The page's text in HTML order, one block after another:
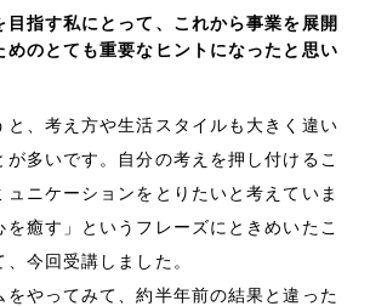
目指す私にとって、これから事業を展開
めのとても重要なヒントになったと思い
と、考え方や生活スタイルも大きく違い
が多いです。自分の考えを押し付けるこ
ュニケーションをとりたいと考えていま
を癒す」というフレーズにときめいたこ
、今回受講しました。
をやってみて、約半年前の結果と違った